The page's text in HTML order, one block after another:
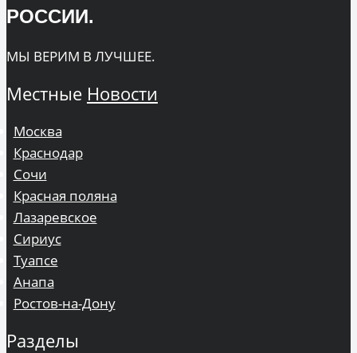
РОССИИ.
МЫ ВЕРИМ В ЛУЧШЕЕ.
Местные Новости
Москва
Краснодар
Сочи
Красная поляна
Лазаревское
Сириус
Туапсе
Анапа
Ростов-на-Дону
Разделы